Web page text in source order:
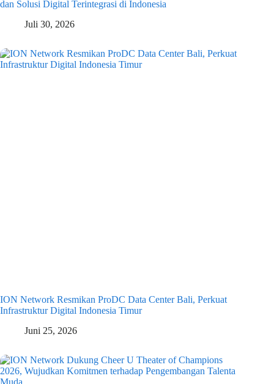
dan Solusi Digital Terintegrasi di Indonesia
Juli 30, 2026
ION Network Resmikan ProDC Data Center Bali, Perkuat
Infrastruktur Digital Indonesia Timur
Juni 25, 2026